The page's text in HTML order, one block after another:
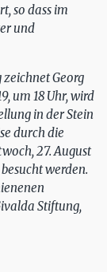
so dass im
und
Georg
um 18 Uhr, wird
in der Stein
durch die
27. August
werden.
Stiftung,